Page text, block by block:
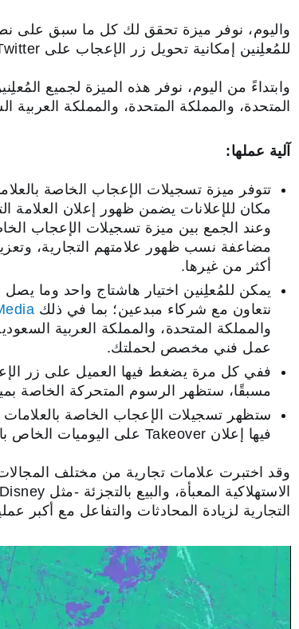
واليوم، نوفر ميزة تحقق لك كل ما سبق على
للمُعلِنين إمكانية تحويل زر الإعجاب على Twitter إلى رسوم متحركة مبهجة ومميزة.
وابتداءً من اليوم، نوفر هذه الميزة لجميع
المتحدة، والمملكة المتحدة، والمملكة العربية
آلية عملها:
تتوفر ميزة تسجيلات الإعجاب الخاصة
وعند الجمع بين ميزة تسجيلات الإعجاب
مضاعفة نسب ظهور علامتهم التجارية،
أكثر من غيرها.
نتعاون مع شركاء مبدعين؛ بما في ذلك
والمملكة المتحدة، والمملكة العربية
عمل فني مخصص لحملتك.
ففي كل مرة يضغط فيها العميل على زر
مسبقًا، ستظهر الرسوم المتحركة الخاصة
فيها إعلان Takeover على اليوميات الخاص بالعلامة التجارية.
وقد اختبرت علامات تجارية من مختلف
التجارية لزيادة المحادثات والتفاعل مع أكبر